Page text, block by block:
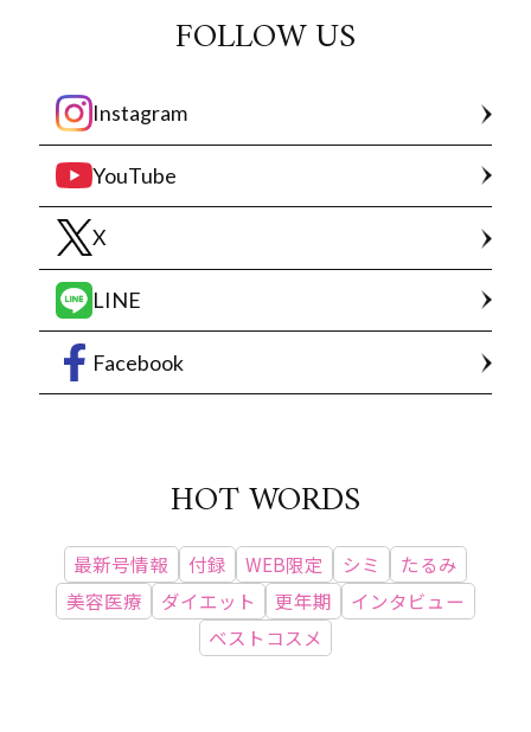
FOLLOW US
Instagram
YouTube
X
LINE
Facebook
HOT WORDS
最新号情報 付録 WEB限定 シミ
たるみ
美容医療
ダイエット 更年期
インタビュー
ベストコスメ